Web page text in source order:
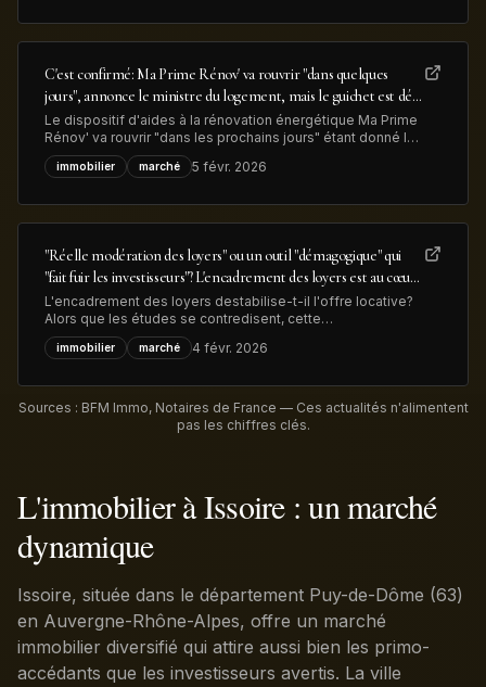
transformation
C'est confirmé: Ma Prime Rénov' va rouvrir "dans quelques
jours", annonce le ministre du logement, mais le guichet est déjà
congestionné
Le dispositif d'aides à la rénovation énergétique Ma Prime
Rénov' va rouvrir "dans les prochains jours" étant donné le
vote du budget de l'Etat, a annoncé le minsitre du
logement. Mais déjà 83.000 dossiers, déposés en 2025,
nouvelles demandes
immobilier marché 5 févr. 2026
"Réelle modération des loyers" ou un outil "démagogique" qui
"fait fuir les investisseurs"? L'encadrement des loyers est au cœur
des débats sur le logement en vue des élections municipales
L'encadrement des loyers destabilise-t-il l'offre locative?
Alors que les études se contredisent, cette
expérimentation est au coeur des débats sur le logement
en zones tendues à l'aube des élections municipales de
immobilier marché 4 févr. 2026
Sources : BFM Immo, Notaires de France — Ces actualités n'alimentent
pas les chiffres clés.
L'immobilier à Issoire : un marché
dynamique
Issoire, située dans le département Puy-de-Dôme (63)
en Auvergne-Rhône-Alpes, offre un marché
immobilier diversifié qui attire aussi bien les primo-
accédants que les investisseurs avertis. La ville